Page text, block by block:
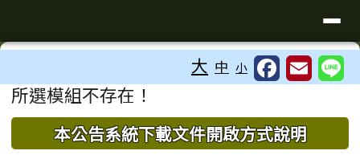
臺南市歸仁區文化國小全球資訊站
⏸
大 中 小
主內容區域
所選模組不存在！
下中區域內容
本公告系統下載文件開啟方式說明
頁尾區域